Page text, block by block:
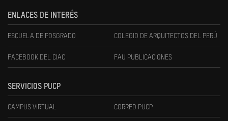
ENLACES DE INTERÉS
ESCUELA DE POSGRADO COLEGIO DE ARQUITECTOS DEL PERÚ
FACEBOOK DEL CIAC FAU PUBLICACIONES
SERVICIOS PUCP
CAMPUS VIRTUAL CORREO PUCP